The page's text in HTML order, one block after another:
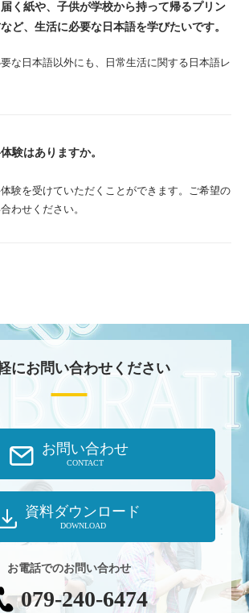
く紙や、子供が学校から持って帰るプリン
など、生活に必要な日本語を学びたいです。
な日本語以外にも、日常生活に関する日本語レ
験はありますか。
験を受けていただくことができます。ご希望の
わせください。
にお問い合わせください
お問い合わせ
CONTACT
資料ダウンロード
DOWNLOAD
お電話でのお問い合わせ
079-240-6474